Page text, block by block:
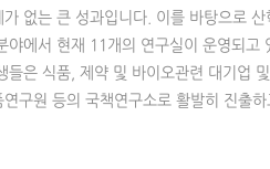
가 없는 큰 성과입니다. 이를 바탕으로
야에서 현재 11개의 연구실이 운영되
들은 식품, 제약 및 바이오관련 대기업
구원 등의 국책연구소로 활발히 진출